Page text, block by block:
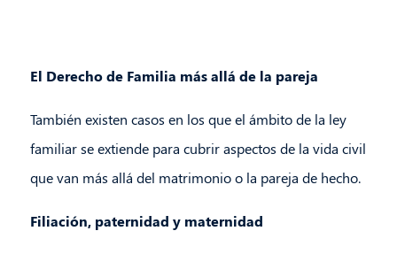
El Derecho de Familia más allá de la pareja
También existen casos en los que el ámbito de la ley
familiar se extiende para cubrir aspectos de la vida civil
que van más allá del matrimonio o la pareja de hecho.
Filiación, paternidad y maternidad